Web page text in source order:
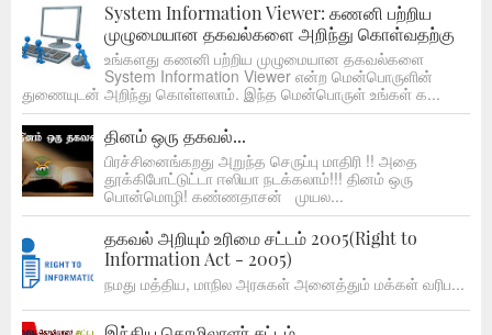
System Information Viewer: கணனி பற்றிய
முழுமையான தகவல்களை அறிந்து கொள்வதற்கு
உங்களது கணனி பற்றிய முழுமையான தகவல்களை
System Information Viewer என்ற மென்பொருளின்
துணையுடன் அறிந்து கொள்ளலாம். இந்த மென்பொருள் உங்கள் க...
தினம் ஒரு தகவல்...
பிரச்சினைங்கறது அறுந்த செருப்பு மாதிரி !! அதை
தூக்கிபோட்டுட்டா ஈஸியா நடக்கலாம்!!! தினம் ஒரு
பொன்மொழி! கண்ணதாசன் முயல...
தகவல் அறியும் உரிமை சட்டம் 2005(Right to
Information Act - 2005)
நமது மத்திய, மாநில அரசுகள் அனைத்தும் மக்கள் வரிப...